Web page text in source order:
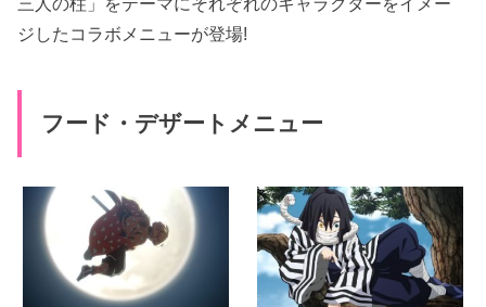
ジしたコラボメニューが登場!
フード・デザートメニュー